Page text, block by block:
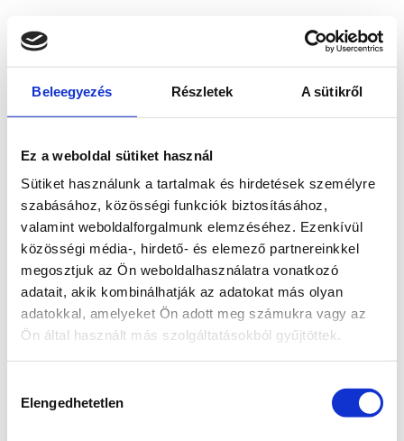
Beleegyezés Részletek A sütikről
Ez a weboldal sütiket használ
Sütiket használunk a tartalmak és hirdetések személyre
szabásához, közösségi funkciók biztosításához,
valamint weboldalforgalmunk elemzéséhez. Ezenkívül
közösségi média-, hirdető- és elemező partnereinkkel
megosztjuk az Ön weboldalhasználatra vonatkozó
adatait, akik kombinálhatják az adatokat más olyan
adatokkal, amelyeket Ön adott meg számukra vagy az
Ön által használt más szolgáltatásokból gyűjtöttek.
kiválasztása
Elengedhetetlen
loadingwww.bicapp.hu
(see the browser console for more